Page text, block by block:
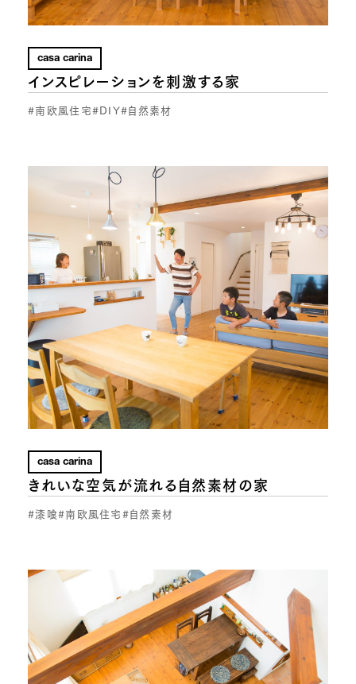
casa carina
インスピレーションを刺激する家
#南欧風住宅#DIY#自然素材
casa carina
きれいな空気が流れる自然素材の家
#漆喰#南欧風住宅#自然素材